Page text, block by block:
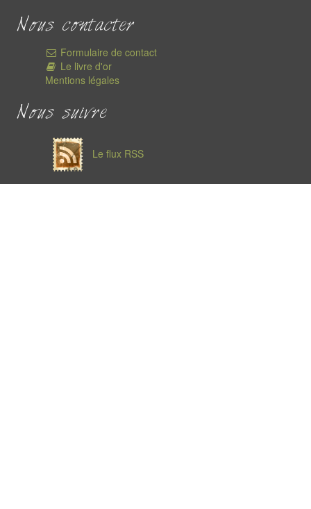
Nous contacter
Formulaire de contact
Le livre d'or
Mentions légales
Nous suivre
Le flux RSS